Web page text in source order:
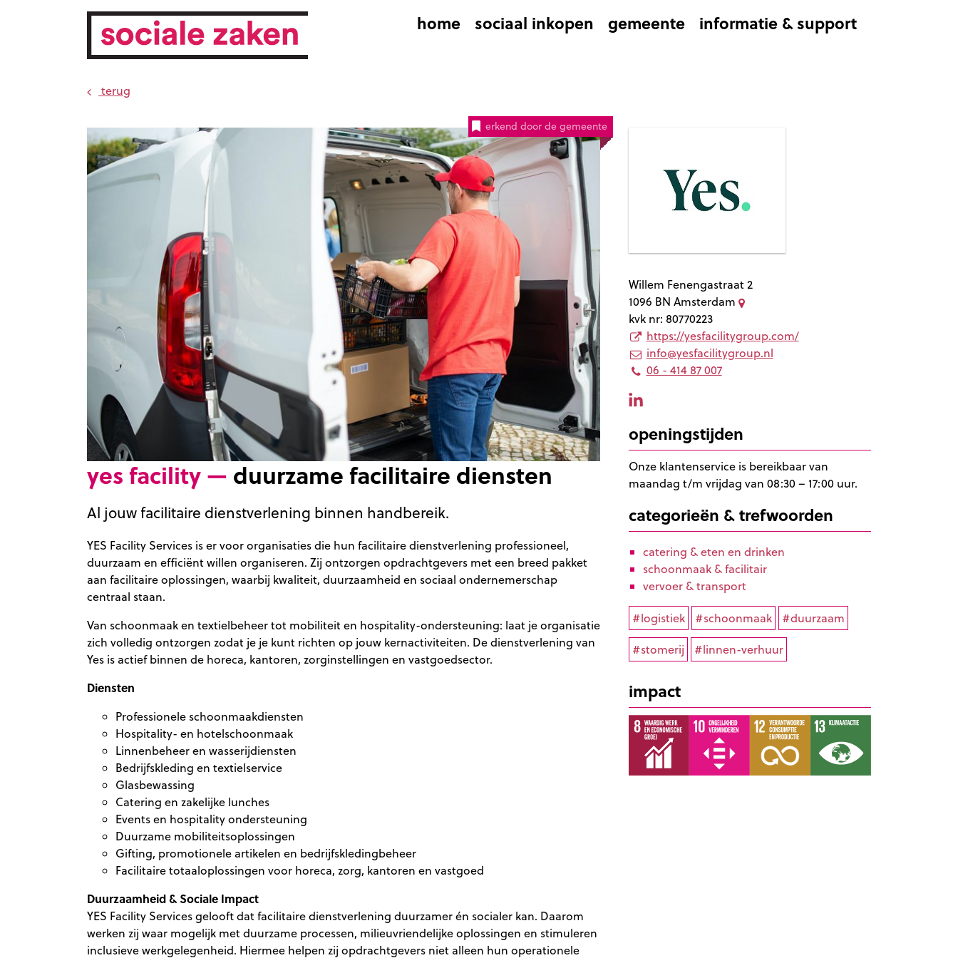
home sociaal inkopen gemeente informatie & support
terug
erkend door de gemeente
yes facility — duurzame facilitaire diensten
Al jouw facilitaire dienstverlening binnen handbereik.
YES Facility Services is er voor organisaties die hun facilitaire dienstverlening professioneel,
duurzaam en efficiënt willen organiseren. Zij ontzorgen opdrachtgevers met een breed pakket
aan facilitaire oplossingen, waarbij kwaliteit, duurzaamheid en sociaal ondernemerschap
centraal staan.
Van schoonmaak en textielbeheer tot mobiliteit en hospitality-ondersteuning: laat je organisatie
zich volledig ontzorgen zodat je je kunt richten op jouw kernactiviteiten. De dienstverlening van
Yes is actief binnen de horeca, kantoren, zorginstellingen en vastgoedsector.
Diensten
Professionele schoonmaakdiensten
Hospitality- en hotelschoonmaak
Linnenbeheer en wasserijdiensten
Bedrijfskleding en textielservice
Glasbewassing
Catering en zakelijke lunches
Events en hospitality ondersteuning
Duurzame mobiliteitsoplossingen
Gifting, promotionele artikelen en bedrijfskledingbeheer
Facilitaire totaaloplossingen voor horeca, zorg, kantoren en vastgoed
Duurzaamheid & Sociale Impact
YES Facility Services gelooft dat facilitaire dienstverlening duurzamer én socialer kan. Daarom
werken zij waar mogelijk met duurzame processen, milieuvriendelijke oplossingen en stimuleren
inclusieve werkgelegenheid. Hiermee helpen zij opdrachtgevers niet alleen hun operationele
Willem Fenengastraat 2
1096 BN Amsterdam
kvk nr: 80770223
https://yesfacilitygroup.com/
info@yesfacilitygroup.nl
06 - 414 87 007
openingstijden
Onze klantenservice is bereikbaar van
maandag t/m vrijdag van 08:30 – 17:00 uur.
categorieën & trefwoorden
catering & eten en drinken
schoonmaak & facilitair
vervoer & transport
#logistiek #schoonmaak
#duurzaam
#stomerij
#linnen-verhuur
impact